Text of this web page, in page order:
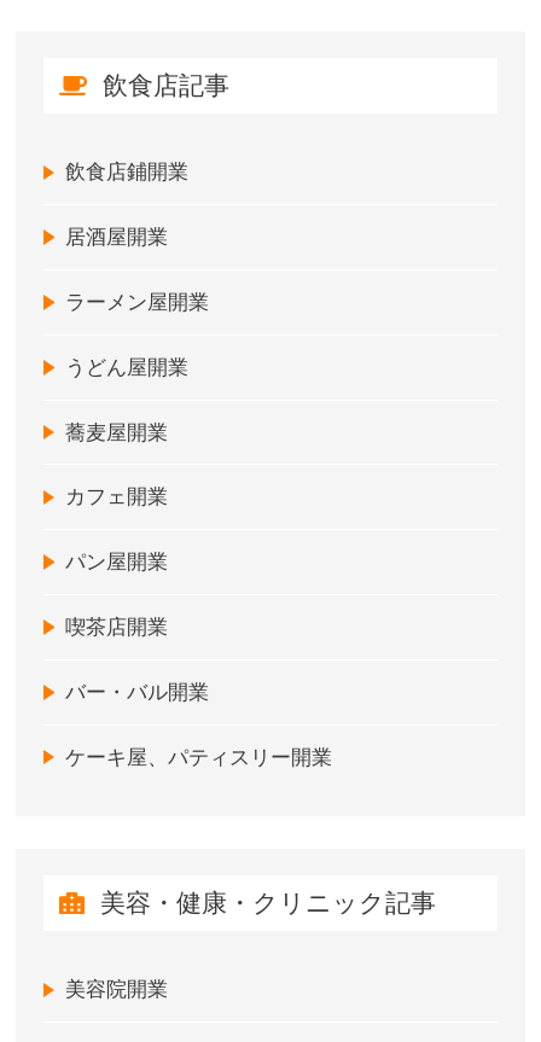
飲食店記事
飲食店鋪開業
居酒屋開業
ラーメン屋開業
うどん屋開業
蕎麦屋開業
カフェ開業
パン屋開業
喫茶店開業
バー・バル開業
ケーキ屋、パティスリー開業
美容・健康・クリニック記事
美容院開業